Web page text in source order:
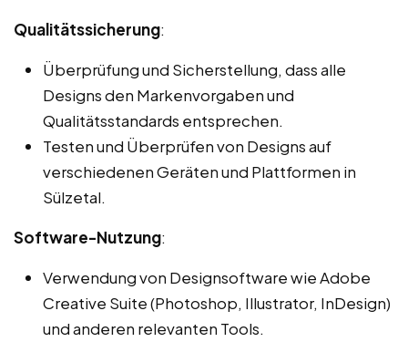
Qualitätssicherung:
Überprüfung und Sicherstellung, dass alle
Designs den Markenvorgaben und
Qualitätsstandards entsprechen.
Testen und Überprüfen von Designs auf
verschiedenen Geräten und Plattformen in
Sülzetal.
Software-Nutzung:
Verwendung von Designsoftware wie Adobe
Creative Suite (Photoshop, Illustrator, InDesign)
und anderen relevanten Tools.